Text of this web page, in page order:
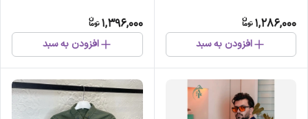
1,286,000
افزودن به سبد
1,396,000
افزودن به سبد